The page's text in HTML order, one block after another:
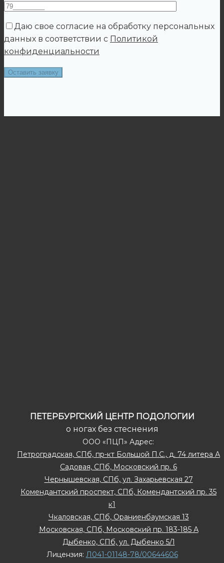
Даю свое согласие на обработку персональных
данных в соответствии с Политикой
конфиденциальности
ПЕТЕРБУРГСКИЙ ЦЕНТР ПОДОЛОГИИ
о ногах без стеснения
ООО «ПЦП» Адрес:
Петроградская, СПб, пр-кт Большой П.С., д. 74 литера А
Садовая, СПб, Московский пр. 6
Чернышевская, СПб, ул. Захарьевская 27
Комендантский проспект, СПб, Комендантский пр. 35
к1
Чкаловская, СПб, Ораниенбаумская 13
Московская, СПб, Московский пр. 183-185 А
Дыбенко, СПб, ул. Дыбенко 5/1
Лицензия: Л041-01148-78/00644606